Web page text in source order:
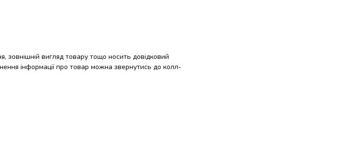
зовнішній вигляд товару тощо носить довідковий
інформації про товар можна звернутись до колл-